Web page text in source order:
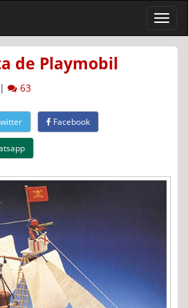
Ver
menú
de Playmobil
63
Facebook